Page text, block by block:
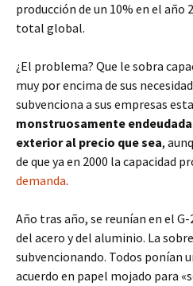
producción de un 10% en el año
total global.
¿El problema? Que le sobra
muy por encima de sus
subvenciona a sus empresas
monstruosamente
exterior al precio que sea,
de que ya en 2000 la capacidad
demanda.
Año tras año, se reunían en el
del acero y del aluminio. La
subvencionando. Todos ponían
acuerdo en papel mojado para